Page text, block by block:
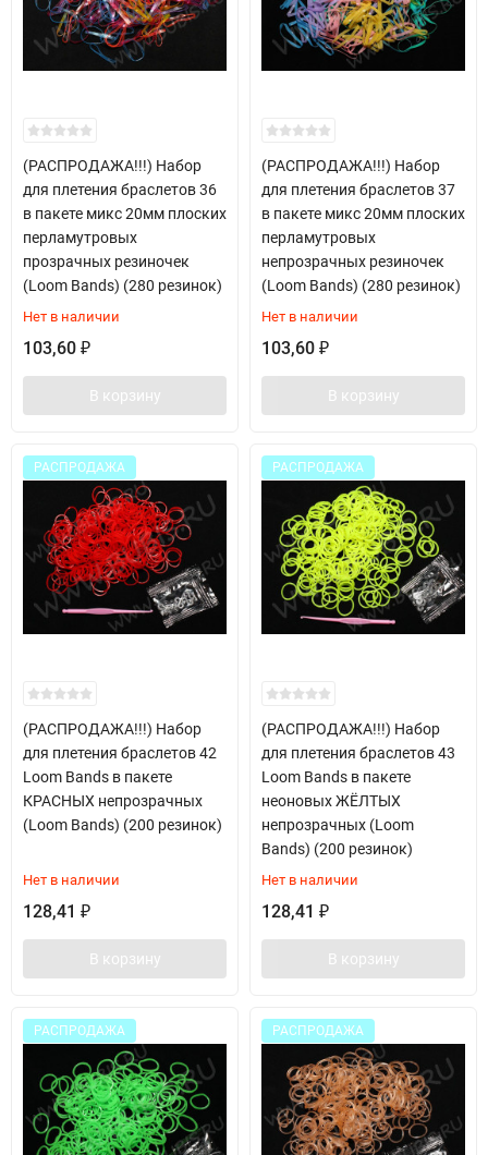
(РАСПРОДАЖА!!!) Набор
для плетения браслетов 36
в пакете микс 20мм плоских
перламутровых
прозрачных резиночек
(Loom Bands) (280 резинок)
Нет в наличии
103,60 ₽
В корзину
(РАСПРОДАЖА!!!) Набор
для плетения браслетов 37
в пакете микс 20мм плоских
перламутровых
непрозрачных резиночек
(Loom Bands) (280 резинок)
Нет в наличии
103,60 ₽
В корзину
РАСПРОДАЖА
(РАСПРОДАЖА!!!) Набор
для плетения браслетов 42
Loom Bands в пакете
КРАСНЫХ непрозрачных
(Loom Bands) (200 резинок)
Нет в наличии
128,41 ₽
В корзину
РАСПРОДАЖА
(РАСПРОДАЖА!!!) Набор
для плетения браслетов 43
Loom Bands в пакете
неоновых ЖЁЛТЫХ
непрозрачных (Loom
Bands) (200 резинок)
Нет в наличии
128,41 ₽
В корзину
РАСПРОДАЖА РАСПРОДАЖА